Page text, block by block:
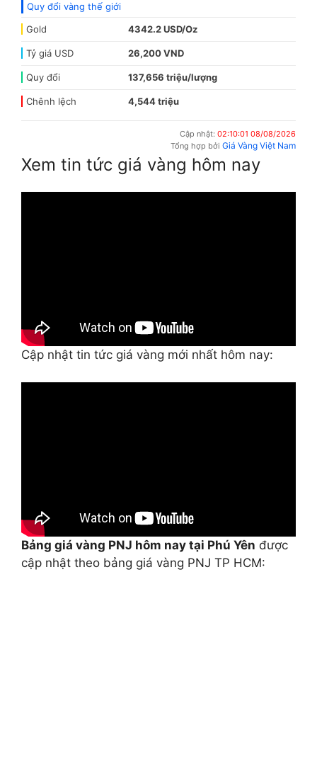
Quy đổi vàng thế giới
Gold
4342.2 USD/Oz
Tỷ giá USD 26,200 VND
Quy đổi 137,656 triệu/lượng
Chênh lệch 4,544 triệu
Cập nhật: 02:10:01 08/08/2026
Tổng hợp bởi Giá Vàng Việt Nam
Xem tin tức giá vàng hôm nay
Cập nhật tin tức giá vàng mới nhất hôm nay:
Bảng giá vàng PNJ hôm nay tại Phú Yên được
cập nhật theo bảng giá vàng PNJ TP HCM: